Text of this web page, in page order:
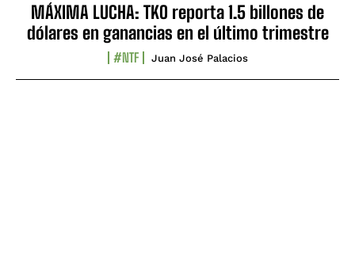
MÁXIMA LUCHA: TKO reporta 1.5 billones de
dólares en ganancias en el último trimestre
#NTF Juan José Palacios